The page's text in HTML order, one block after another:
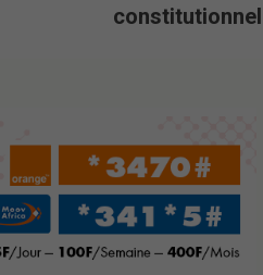
constitutionnel